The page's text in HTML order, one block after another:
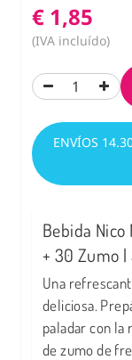
€ 1,85
(IVA incluído)
ENVÍOS
Bebida Nico
+ 30 Zumo
Una
deliciosa.
paladar con la
de zumo de